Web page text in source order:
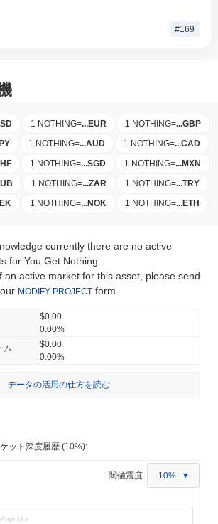
#169
1 NOTHING=...EUR 1 NOTHING=...GBP
1 NOTHING=...AUD 1 NOTHING=...CAD
1 NOTHING=...SGD 1 NOTHING=...MXN
1 NOTHING=...ZAR 1 NOTHING=...TRY
1 NOTHING=...NOK 1 NOTHING=...ETH
currently there are no active
for You Get Nothing.
an active market for this asset, please send
MODIFY PROJECT form.
$0.00
0.00%
ム
$0.00
0.00%
データの活用の仕方を読む
ット深度履歴 (10%):
閾値震度: 10%